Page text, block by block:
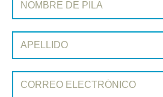
Apellido:
Correo electrónico: